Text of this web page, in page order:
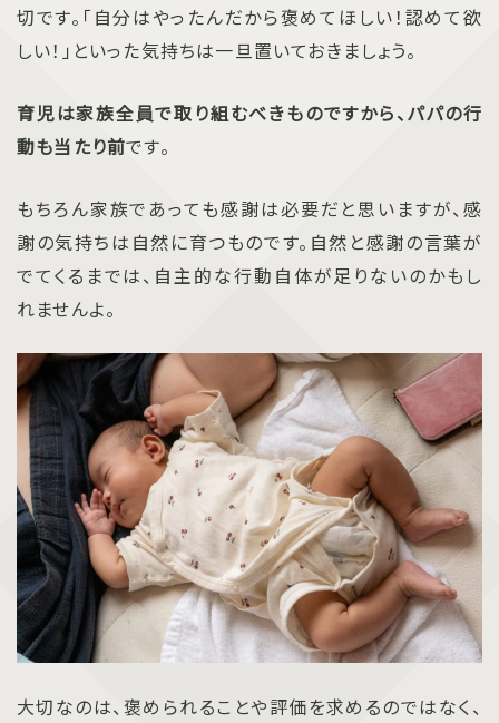
切です。「自分はやったんだから褒めてほしい！認めて欲
しい！」といった気持ちは一旦置いておきましょう。
育児は家族全員で取り組むべきものですから、パパの行
動も当たり前です。
もちろん家族であっても感謝は必要だと思いますが、感
謝の気持ちは自然に育つものです。自然と感謝の言葉が
でてくるまでは、自主的な行動自体が足りないのかもし
れませんよ。
大切なのは、褒められることや評価を求めるのではなく、